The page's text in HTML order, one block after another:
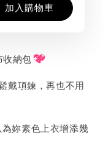
加入購物車
收納包
戴項鍊，再也不用
妳素色上衣增添幾